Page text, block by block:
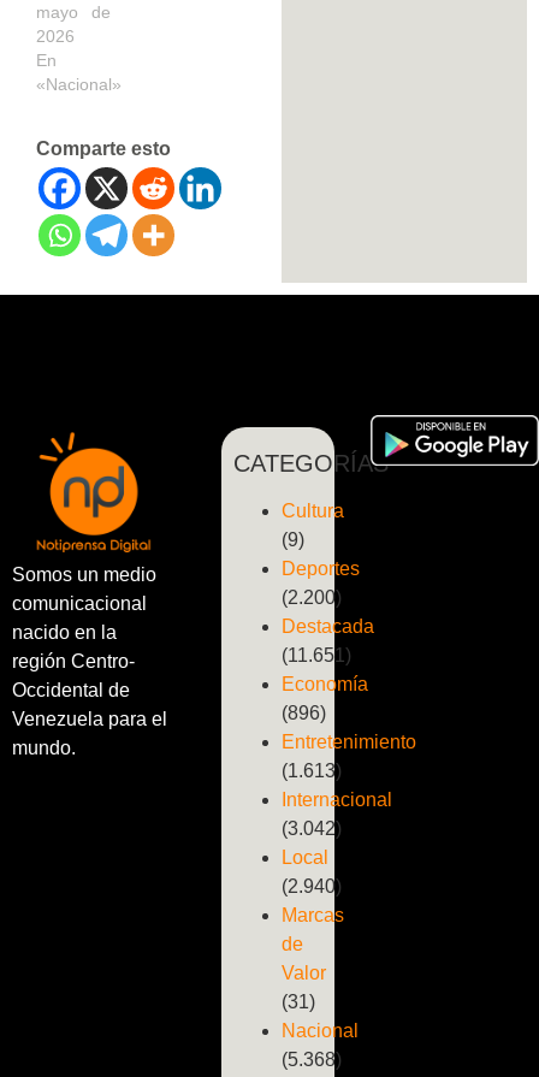
mayo de
2026
En
«Nacional»
Comparte esto
Somos un medio
comunicacional
nacido en la
región Centro-
Occidental de
Venezuela para el
mundo.
CATEGORÍAS
Cultura
(9)
Deportes
(2.200)
Destacada
(11.651)
Economía
(896)
Entretenimiento
(1.613)
Internacional
(3.042)
Local
(2.940)
Marcas
de
Valor
(31)
Nacional
(5.368)